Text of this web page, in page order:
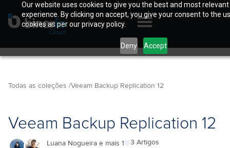
Our website uses cookies to give you the best and most relevant
experience. By clicking on accept, you give your consent to the
cookies as per our privacy policy.
Deny Accept
Todas as coleções /Veeam Backup Replication 12
Veeam Backup Replication 12
Luana Nogueira e mais 1 3 Artigos